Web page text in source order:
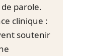
parole.
clinique :
soutenir